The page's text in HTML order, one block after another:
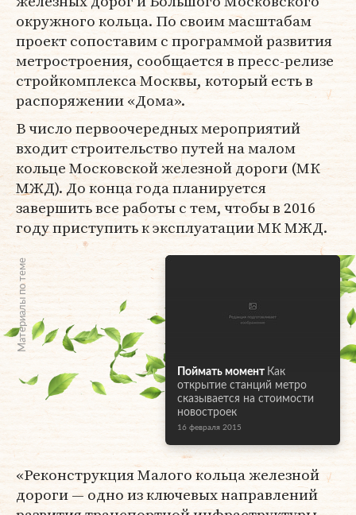
окружного кольца. По своим масштабам
проект сопоставим с программой развития
метростроения, сообщается в пресс-релизе
стройкомплекса Москвы, который есть в
распоряжении «Дома».
В число первоочередных мероприятий
входит строительство путей на малом
кольце Московской железной дороги (МК
МЖД). До конца года планируется
завершить все работы с тем, чтобы в 2016
году приступить к эксплуатации МК МЖД.
Материалы по теме
Поймать момент Как
открытие станций метро
сказывается на стоимости
новостроек
16 февраля 2015
«Реконструкция Малого кольца железной
дороги — одно из ключевых направлений